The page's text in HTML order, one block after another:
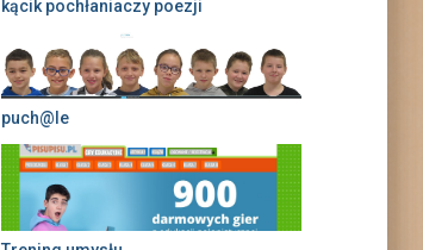
kącik pochłaniaczy poezji
puch@le